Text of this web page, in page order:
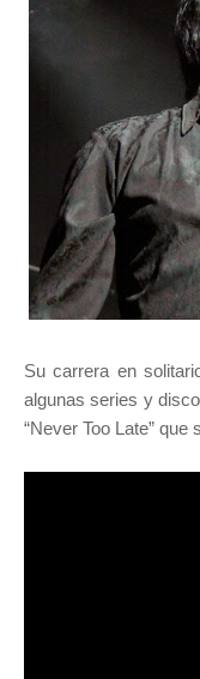
Su carrera en
algunas series y
“Never Too Late” que